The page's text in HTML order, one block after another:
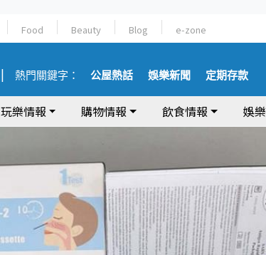
Food Beauty Blog e-zone
熱門關鍵字： 公屋熱話 娛樂新聞 定期存款
玩樂情報 購物情報 飲食情報 娛樂